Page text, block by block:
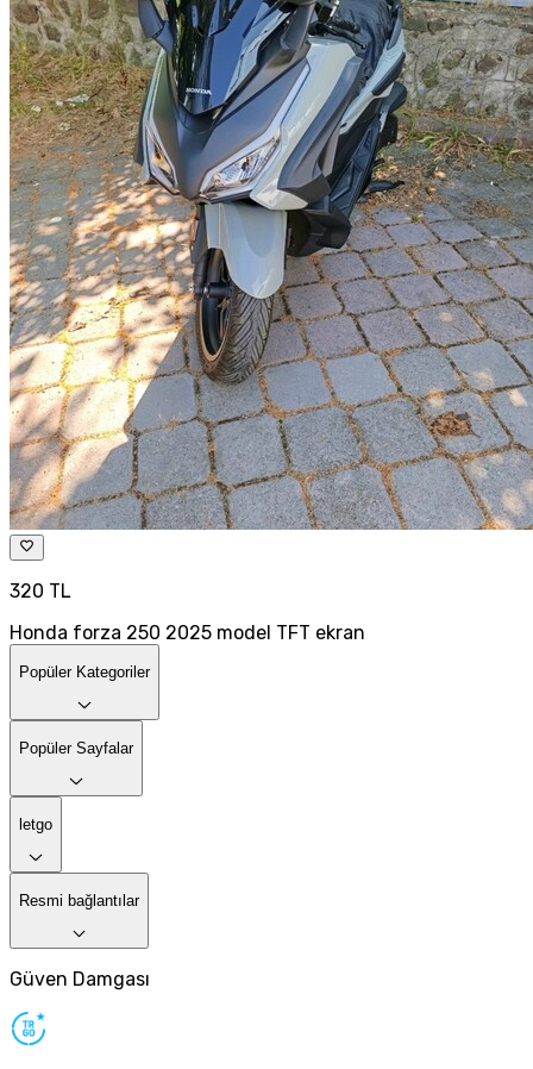
320 TL
Honda forza 250 2025 model TFT ekran
Popüler Kategoriler
Popüler Sayfalar
letgo
Resmi bağlantılar
Güven Damgası